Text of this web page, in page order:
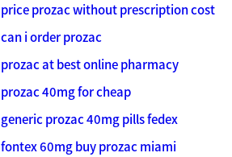
price prozac without prescription cost
can i order prozac
prozac at best online pharmacy
prozac 40mg for cheap
generic prozac 40mg pills fedex
fontex 60mg buy prozac miami